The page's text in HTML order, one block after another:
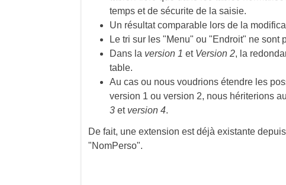
temps et de sécurite de la saisie.
Un résultat comparable lors de la
Le tri sur les "Menu" ou "Endroit" ne sont
Dans la version 1 et Version 2, la
table.
Au cas ou nous voudrions étendre les
version 1 ou version 2, nous hériterions
3et version 4.
De fait, une extension est déjà existante
"NomPerso".